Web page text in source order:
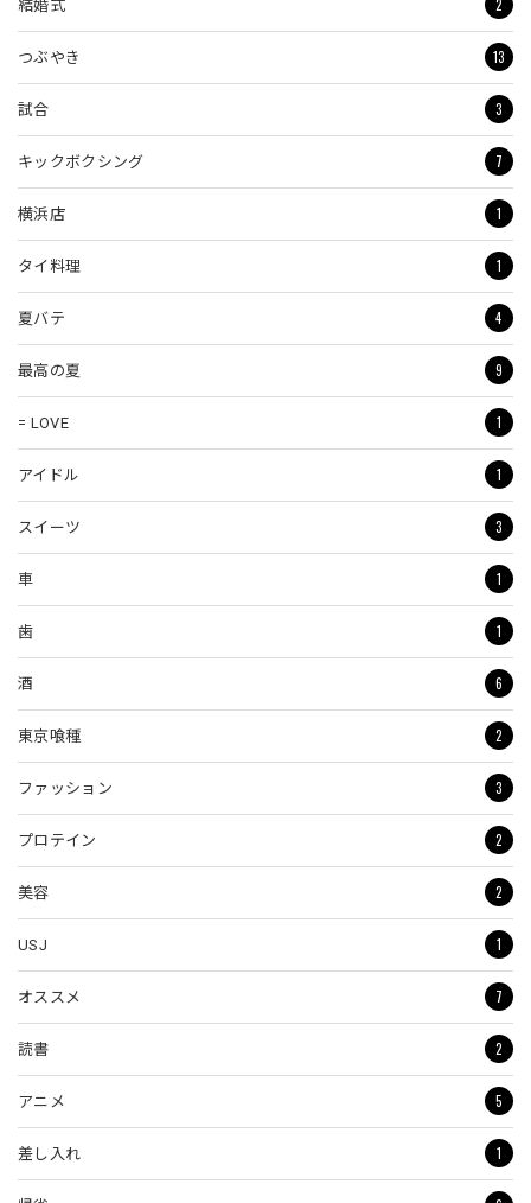
結婚式 2
つぶやき 13
試合 3
キックボクシング 7
横浜店 1
タイ料理 1
夏バテ 4
最高の夏 9
= LOVE 1
アイドル 1
スイーツ 3
車 1
歯 1
酒 6
東京喰種 2
ファッション 3
プロテイン 2
美容 2
USJ 1
オススメ 7
読書 2
アニメ 5
差し入れ 1